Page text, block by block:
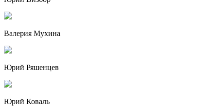
Валерия Мухина
Юрий Ряшенцев
Юрий Коваль